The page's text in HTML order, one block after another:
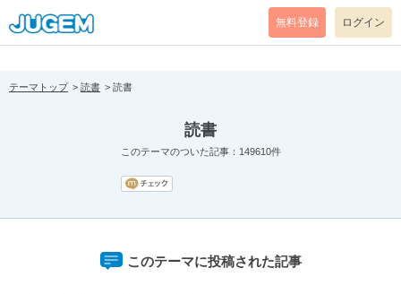
[pear_error: message="Success" code=0 mode=return level=notice
prefix="" info=""]
無料登録 ログイン
テーマトップ 読書 読書
読書
このテーマのついた記事：149610件
このテーマに投稿された記事